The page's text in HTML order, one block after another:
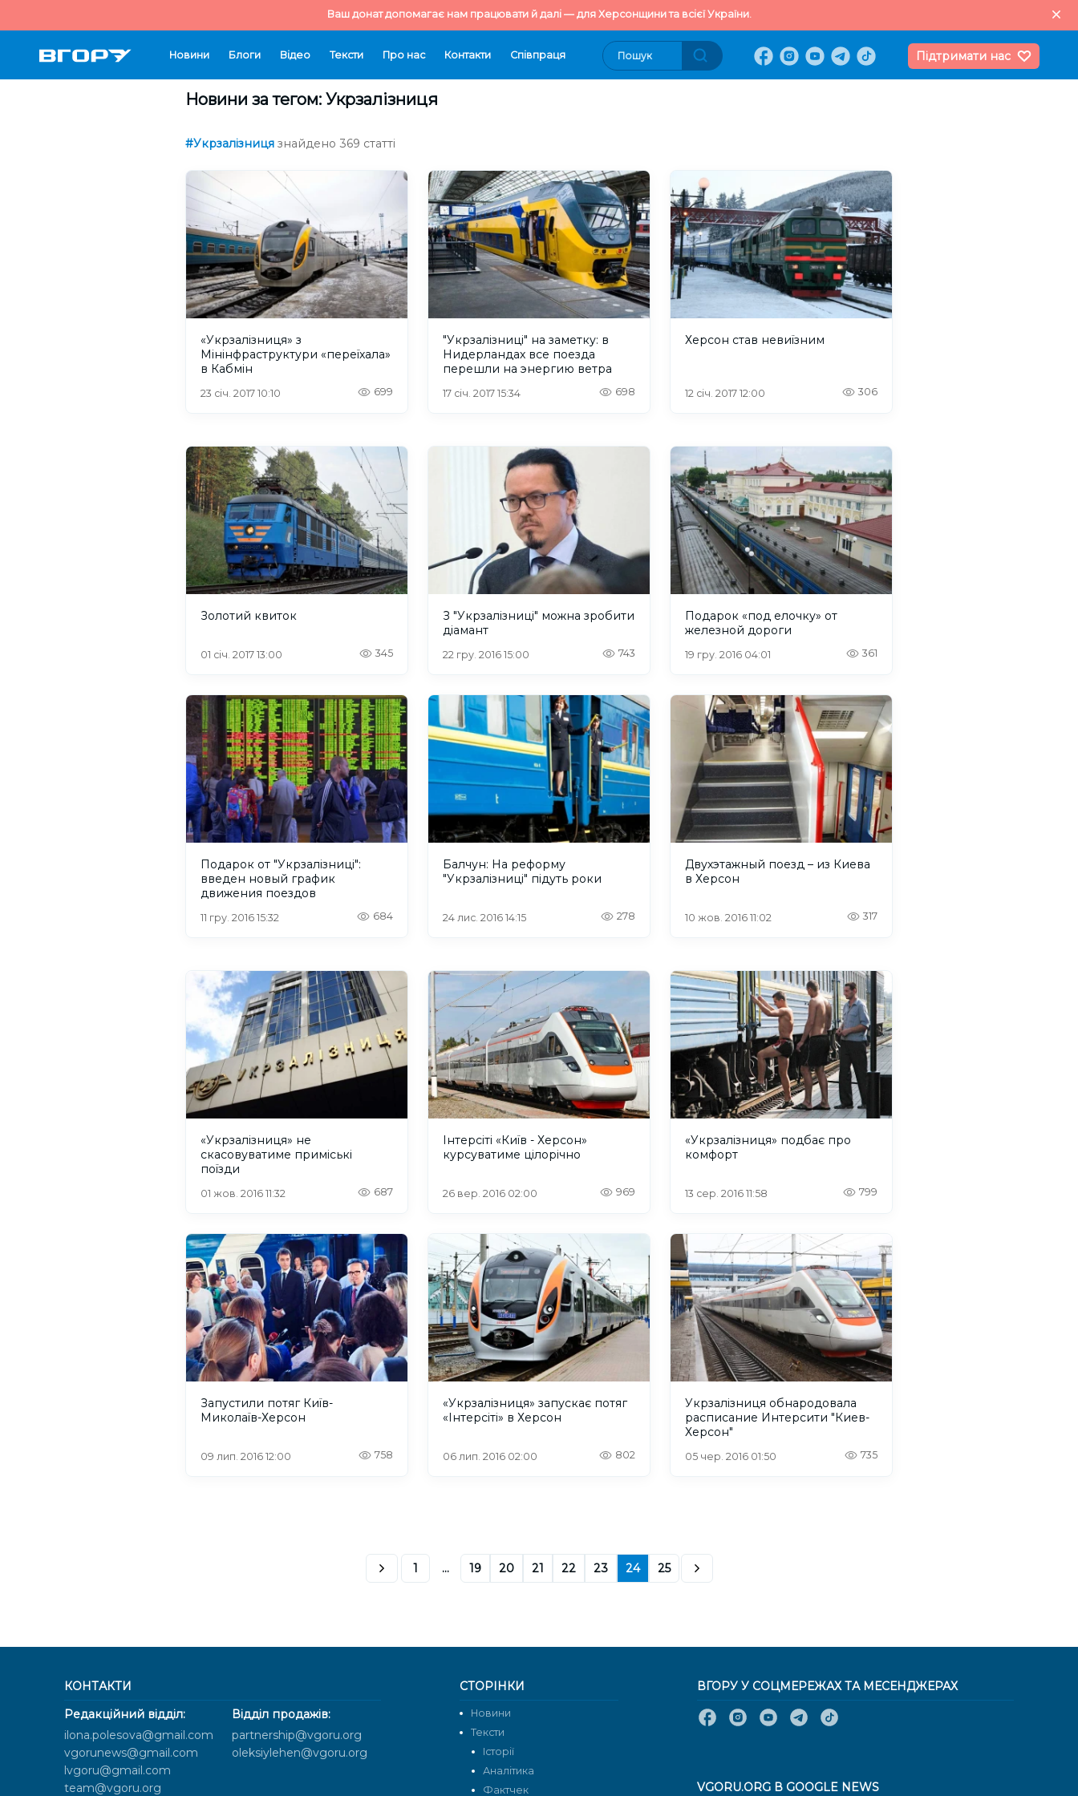
Ваш донат допомагає нам працювати й далі — для Херсонщини та всієї України.
Новини Блоги Відео Тексти Про нас Контакти Cпівпраця Підтримати нас
Новини за тегом: Укрзалізниця
#Укрзалізниця знайдено 369 статті
«Укрзалізниця» з
Мінінфраструктури «переїхала»
в Кабмін
23 січ. 2017 10:10 699
"Укрзалізниці" на заметку: в
Нидерландах все поезда
перешли на энергию ветра
17 січ. 2017 15:34 698
Херсон став невиїзним
12 січ. 2017 12:00 306
Золотий квиток
01 січ. 2017 13:00 345
З "Укрзалізниці" можна зробити
діамант
22 гру. 2016 15:00 743
Подарок «под елочку» от
железной дороги
19 гру. 2016 04:01 361
Подарок от "Укрзалізниці":
введен новый график
движения поездов
11 гру. 2016 15:32 684
Балчун: На реформу
"Укрзалізниці" підуть роки
24 лис. 2016 14:15 278
Двухэтажный поезд – из Киева
в Херсон
10 жов. 2016 11:02 317
«Укрзалізниця» не
скасовуватиме приміські
поїзди
01 жов. 2016 11:32 687
Інтерсіті «Київ - Херсон»
курсуватиме цілорічно
26 вер. 2016 02:00 969
«Укрзалізниця» подбає про
комфорт
13 сер. 2016 11:58 799
Запустили потяг Київ-
Миколаїв-Херсон
09 лип. 2016 12:00 758
«Укрзалізниця» запускає потяг
«Інтерсіті» в Херсон
06 лип. 2016 02:00 802
Укрзалізниця обнародовала
расписание Интерсити "Киев-
Херсон"
05 чер. 2016 01:50 735
1 ... 19 20 21 22 23 24 25
КОНТАКТИ
Редакційний відділ:
ilona.polesova@gmail.com
vgorunews@gmail.com
lvgoru@gmail.com
team@vgoru.org
Відділ продажів:
partnership@vgoru.org
oleksiylehen@vgoru.org
СТОРІНКИ
Новини
Тексти
Історії
Аналітика
Фактчек
ВГОРУ У СОЦМЕРЕЖАХ ТА МЕСЕНДЖЕРАХ
VGORU.ORG В GOOGLE NEWS